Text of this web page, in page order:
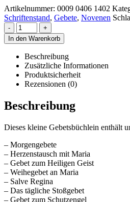
Artikelnummer: 0009 0406 1402
Schriftenstand, Gebete, Novenen
-
+
In den Warenkorb
Beschreibung
Zusätzliche Informationen
Produktsicherheit
Rezensionen (0)
Beschreibung
Dieses kleine Gebetsbüchlein enthält
– Morgengebete
– Herzenstausch mit Maria
– Gebet zum Heiligen Geist
– Weihegebet an Maria
– Salve Regina
– Das tägliche Stoßgebet
– Gebet zum Schutzengel